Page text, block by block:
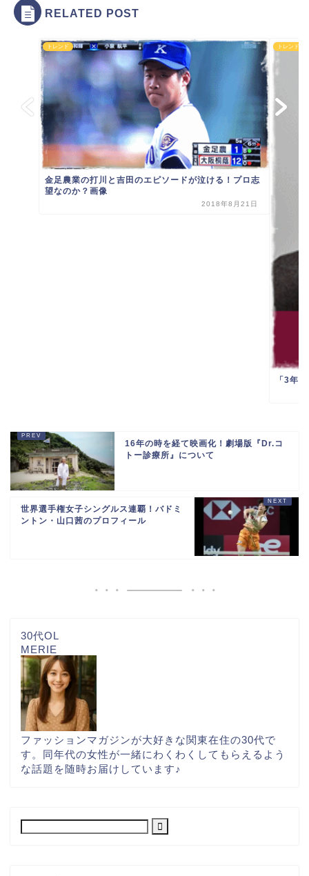
RELATED POST
トレンド
金足農業の打川と吉田のエピソードが泣ける！プロ志
望なのか？画像
2018年8月21日
トレンド
「3年
16年の時を経て映画化！劇場版『Dr.コ
トー診療所』について
世界選手権女子シングルス連覇！バドミ
ントン・山口茜のプロフィール
30代OL
MERIE
ファッションマガジンが大好きな関東在住の30代で
す。同年代の女性が一緒にわくわくしてもらえるよう
な話題を随時お届けしています♪